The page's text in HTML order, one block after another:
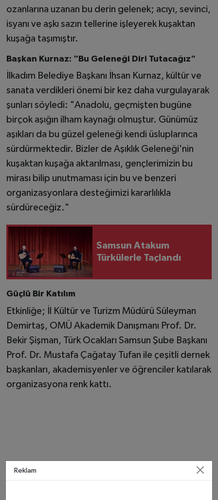
ozanlarına uzanan bu derin gelenek; acıyı, sevinci,
isyanı ve aşkı sazın tellerine işleyerek kuşaktan
kuşağa taşımıştır.
Başkan Kurnaz: "Bu Geleneği Diri Tutacağız"
İlkadım Belediye Başkanı İhsan Kurnaz, kültür ve
sanata verdikleri önemi bir kez daha vurgulayarak
şunları söyledi: "Anadolu, geçmişten bugüne
birçok aşığın ilham kaynağı olmuştur. Günümüz
aşıkları da bu güzel geleneği kendi üsluplarınca
sürdürmektedir. Bizler de Aşıklık Geleneği'nin
kuşaktan kuşağa aktarılması, gençlerimizin bu
mirası bilip unutmaması için bu ve benzeri
organizasyonlara desteğimizi kararlılıkla
sürdüreceğiz."
Samsun Atakum
Türkülerle Taçlandı
Güçlü Bir Katılım
Etkinliğe; İl Kültür ve Turizm Müdürü Süleyman
Demirtaş, OMÜ Akademik Danışmanı Prof. Dr.
Bekir Şişman, Türk Ocakları Samsun Şube Başkanı
Prof. Dr. Mustafa Çağatay Tufan ile çeşitli dernek
başkanları, akademisyenler ve öğrenciler katılarak
organizasyona renk kattı.
Reklam